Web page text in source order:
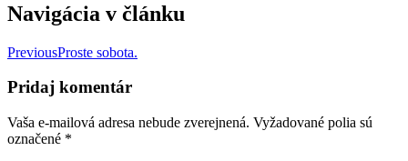
Navigácia v článku
PreviousProste sobota.
Pridaj komentár
Vaša e-mailová adresa nebude zverejnená. Vyžadované polia sú
označené *